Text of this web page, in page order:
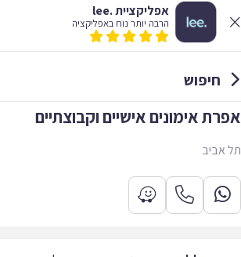
אפליקציית .lee
הרבה יותר נוח באפליקציה
חיפוש
אפרת אימונים אישיים וקבוצתיים
תל אביב